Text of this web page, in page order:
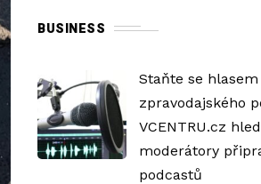
BUSINESS
Staňte se hlasem
zpravodajského
VCENTRU.cz
moderátory
podcastů